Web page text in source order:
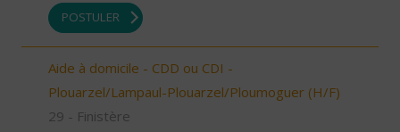
POSTULER
Aide à domicile - CDD ou CDI -
Plouarzel/Lampaul-Plouarzel/Ploumoguer (H/F)
29 - Finistère